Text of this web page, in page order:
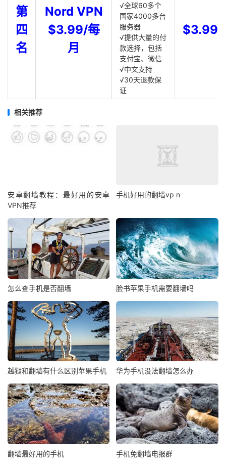
第
四
名
Nord VPN
$3.99/每
月
√全球60多个
国家4000多台
服务器
√提供大量的付
款选择，包括
支付宝、微信
√中文支持
√30天退款保
证
$3.99
相关推荐
安卓翻墙教程：最好用的安卓
VPN推荐
手机好用的翻墙vp n
怎么查手机是否翻墙 脸书苹果手机需要翻墙吗
越狱和翻墙有什么区别苹果手机 华为手机没法翻墙怎么办
翻墙最好用的手机 手机免翻墙电报群